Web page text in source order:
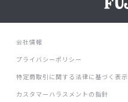
会社情報
プライバシーポリシー
特定商取引に関する法律に基づく表示
カスタマーハラスメントの指針